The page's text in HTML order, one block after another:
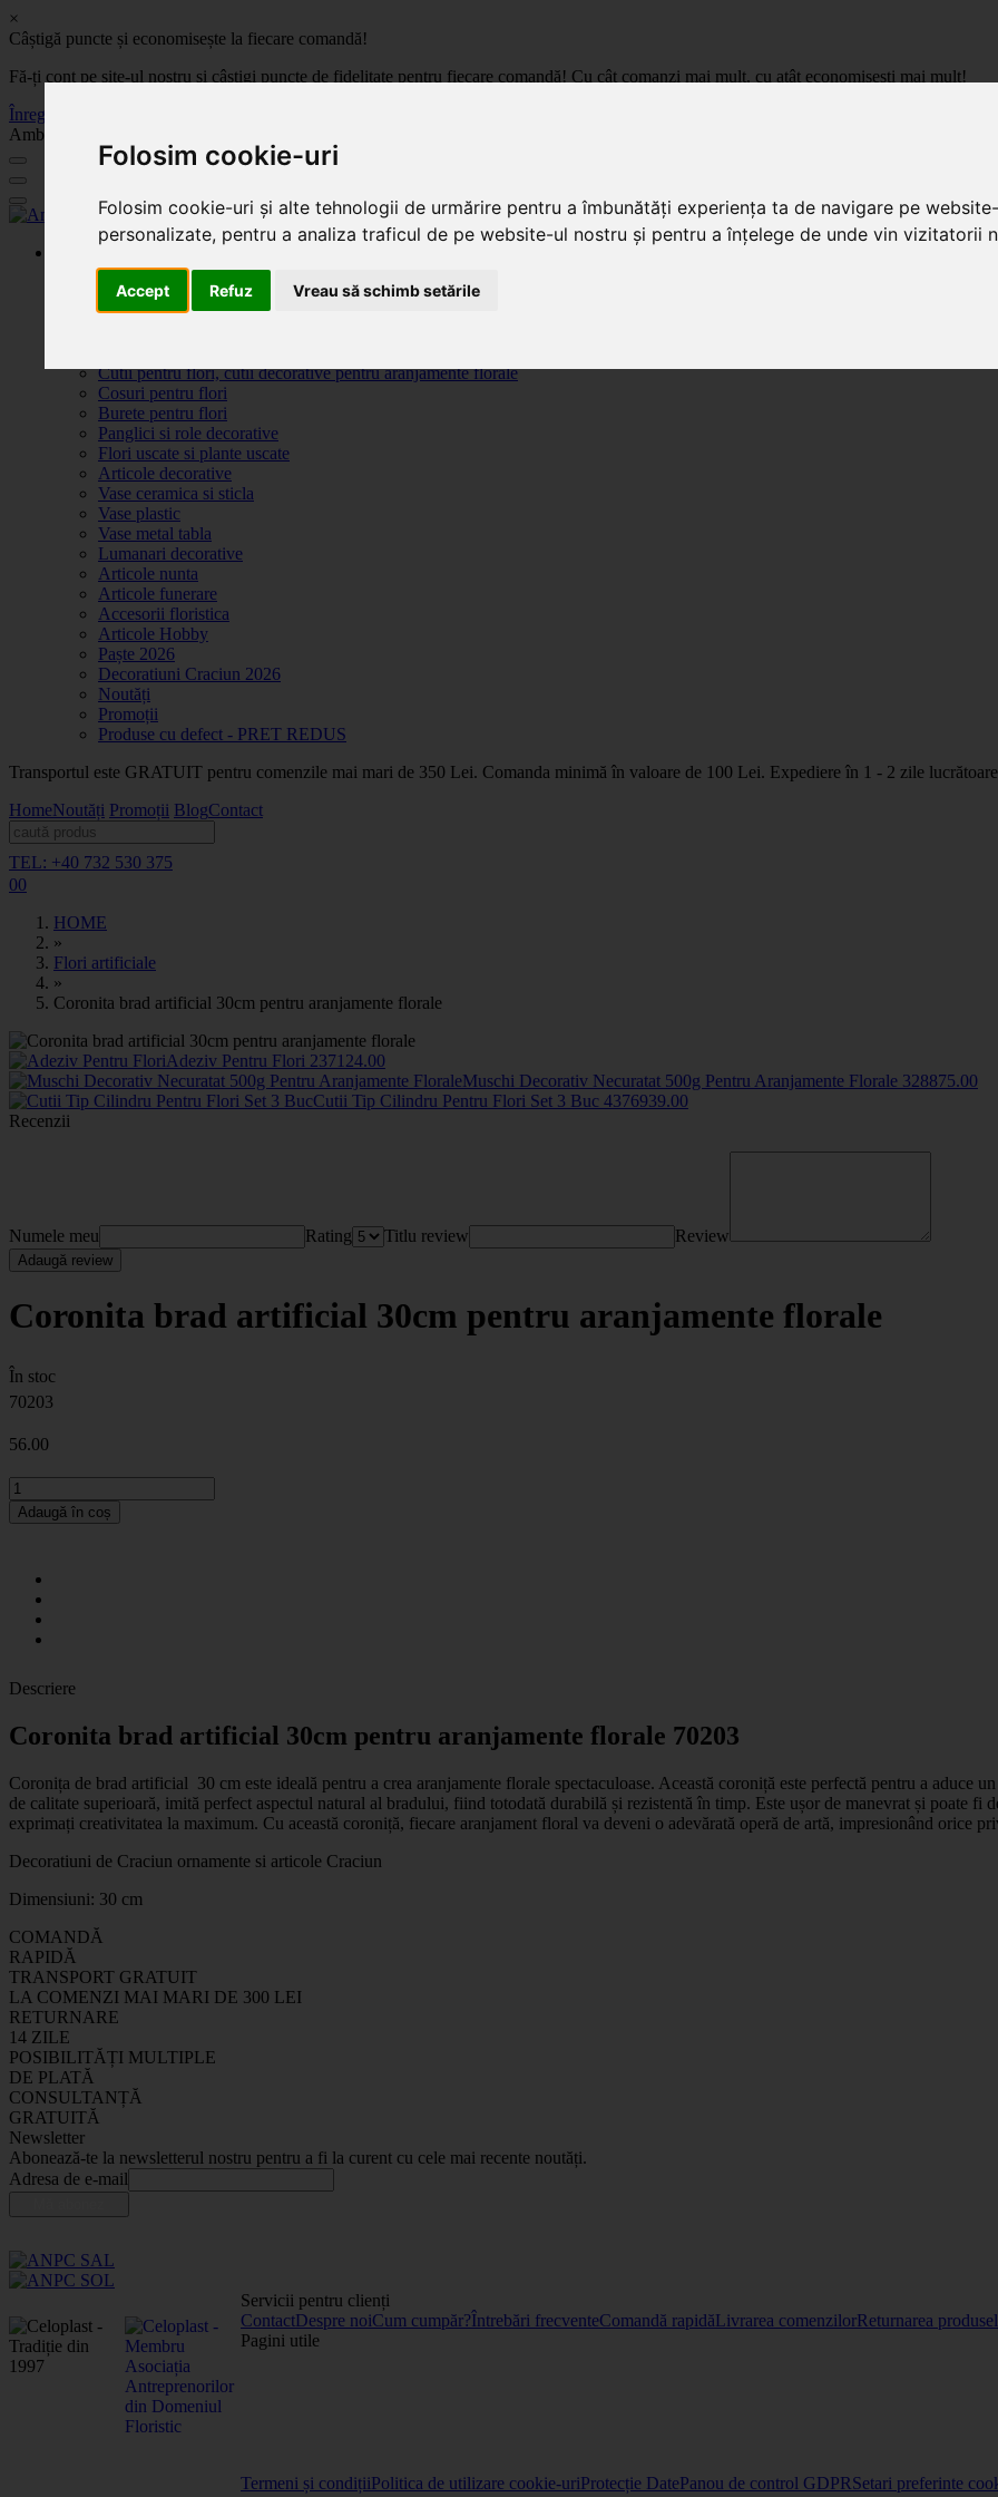
Folosim cookie-uri
Folosim cookie-uri și alte tehnologii de urmărire pentru a îmbunătăți experiența ta de navigare pe
personalizate, pentru a analiza traficul de pe website-ul nostru și pentru a înțelege de unde vin vizitatorii
Accept Refuz Vreau să schimb setările
×
Câștigă puncte și economisește la fiecare comandă!
Fă-ți cont pe site-ul nostru și câștigi puncte de fidelitate pentru fiecare comandă! Cu cât comanzi mai mult, cu atât economisești mai mult!
Înregistrează-te acum
Ambalaje, decoratiuni si accesorii pentru flori. Produse de calitate la pret de importator, cu livrare in toata Romania.
Plante artificiale la ghiveci
Ambalaje pentru flori
Flori de săpun
Cutii pentru flori, cutii decorative pentru aranjamente florale
Cosuri pentru flori
Burete pentru flori
Panglici si role decorative
Flori uscate si plante uscate
Articole decorative
Vase ceramica si sticla
Vase plastic
Vase metal tabla
Lumanari decorative
Articole nunta
Articole funerare
Accesorii floristica
Articole Hobby
Paște 2026
Decoratiuni Craciun 2026
Noutăți
Promoții
Produse cu defect - PRET REDUS
Transportul este GRATUIT pentru comenzile mai mari de 350 Lei. Comanda minimă în valoare de 100 Lei. Expediere în 1 - 2 zile
HomeNoutăți Promoții BlogContact
TEL: +40 732 530 375
00
HOME
»
Flori artificiale
»
Coronita brad artificial 30cm pentru aranjamente florale
Adeziv Pentru Flori 2371 24.00
Muschi Decorativ Necuratat 500g Pentru Aranjamente Florale 328875.00
Cutii Tip Cilindru Pentru Flori Set 3 Buc 4376939.00
Recenzii
Numele meu Rating Titlu review Review
Adaugă review
Coronita brad artificial 30cm pentru aranjamente florale
În stoc
70203
56.00
Adaugă în coș
Descriere
Coronita brad artificial 30cm pentru aranjamente florale 70203
Coronița de brad artificial 30 cm este ideală pentru a crea aranjamente florale spectaculoase. Această coroniță este perfectă pentru a aduce
de calitate superioară, imită perfect aspectul natural al bradului, fiind totodată durabilă și rezistentă în timp. Este ușor de manevrat și poate fi
exprimați creativitatea la maximum. Cu această coroniță, fiecare aranjament floral va deveni o adevărată operă de artă, impresionând orice
Decoratiuni de Craciun ornamente si articole Craciun
Dimensiuni: 30 cm
COMANDĂ
RAPIDĂ
TRANSPORT GRATUIT
LA COMENZI MAI MARI DE 300 LEI
RETURNARE
14 ZILE
POSIBILITĂȚI MULTIPLE
DE PLATĂ
CONSULTANȚĂ
GRATUITĂ
Newsletter
Abonează-te la newsletterul nostru pentru a fi la curent cu cele mai recente noutăți.
Adresa de e-mail
Servicii pentru clienți
ContactDespre noiCum cumpăr?Întrebări frecventeComandă rapidăLivrarea comenzilorReturnarea
Pagini utile
Termeni și condițiiPolitica de utilizare cookie-uriProtecție DatePanou de control GDPRSetari preferinte